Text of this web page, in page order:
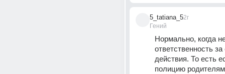
5_tatiana_5
Гений
2г
Нормально, когда
ответственность за
действия. То есть
полицию